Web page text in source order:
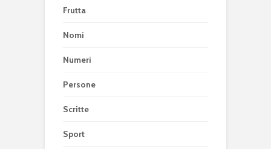
Frutta
Nomi
Numeri
Persone
Scritte
Sport